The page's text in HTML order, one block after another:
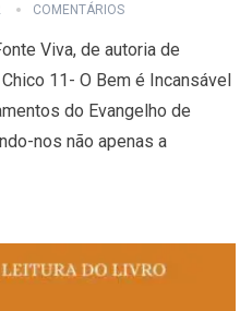
COMENTÁRIOS
Viva, de autoria de
11- O Bem é Incansável
do Evangelho de
nos não apenas a